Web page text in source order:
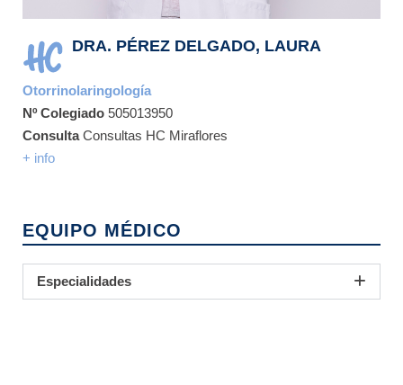
EQUIPO MÉDICO
Especialidades
DRA. PÉREZ DELGADO, LAURA
Otorrinolaringología
Nº Colegiado 505013950
ConsultaConsultas HC Miraflores
+ info